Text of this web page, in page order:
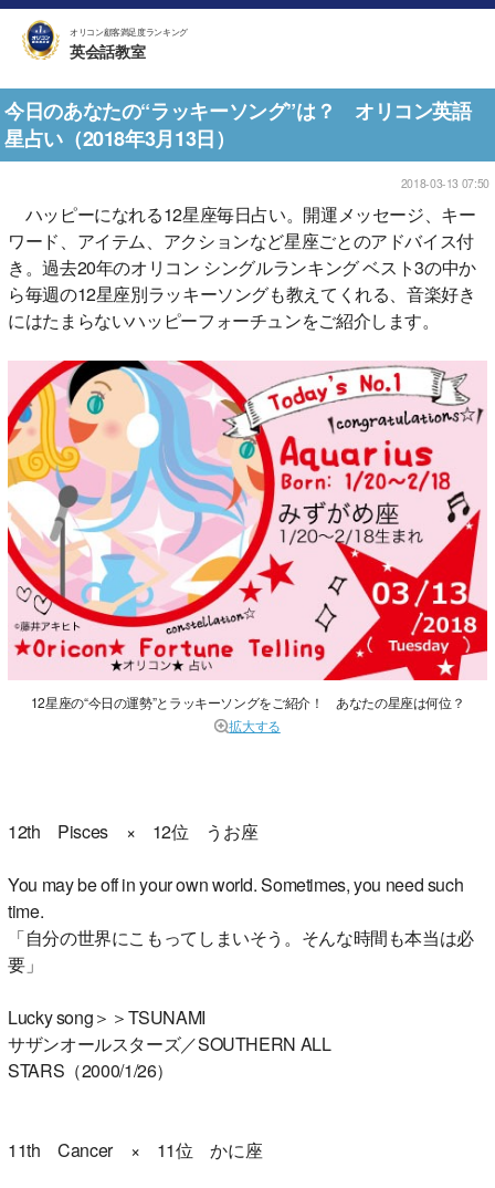
オリコン顧客満足度ランキング
英会話教室
今日のあなたの“ラッキーソング”は？ オリコン英語
星占い（2018年3月13日）
2018-03-13 07:50
ハッピーになれる12星座毎日占い。開運メッセージ、キー
ワード、アイテム、アクションなど星座ごとのアドバイス付
き。過去20年のオリコン シングルランキング ベスト3の中か
ら毎週の12星座別ラッキーソングも教えてくれる、音楽好き
にはたまらないハッピーフォーチュンをご紹介します。
12星座の“今日の運勢”とラッキーソングをご紹介！ あなたの星座は何位？
拡大する
12th Pisces × 12位 うお座
You may be off in your own world. Sometimes, you need such
time.
「自分の世界にこもってしまいそう。そんな時間も本当は必
要」
Lucky song＞＞TSUNAMI
サザンオールスターズ／SOUTHERN ALL
STARS（2000/1/26）
11th Cancer × 11位 かに座